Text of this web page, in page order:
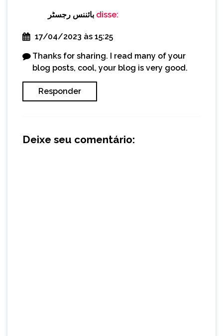
بائننس رجسٹر disse:
17/04/2023 às 15:25
Thanks for sharing. I read many of your
blog posts, cool, your blog is very good.
Responder
Deixe seu comentário: